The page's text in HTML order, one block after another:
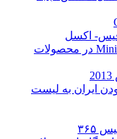
اکسل
ترجمه کلمات و عبارات با Mini Translator در محصولات
ایران به لیست